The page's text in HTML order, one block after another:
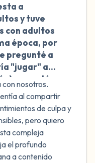
a
y tuve
con adultos
época, por
pregunté a
"jugar" a
y aceptó.
un juego
juego sexual
serio?
nosotros.
al compartir
de culpa y
pero quiero
compleja
el profundo
a contenido